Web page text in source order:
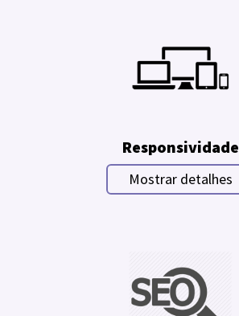
Responsividade
Mostrar detalhes